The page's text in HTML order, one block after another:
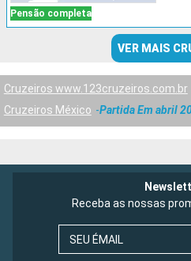
Pensão completa
VER MAIS
Cruzeiros www.123cruzeiros.com.br
Cruzeiros México
Partida Em abril
Receba as nossas
SEU ÉMAIL